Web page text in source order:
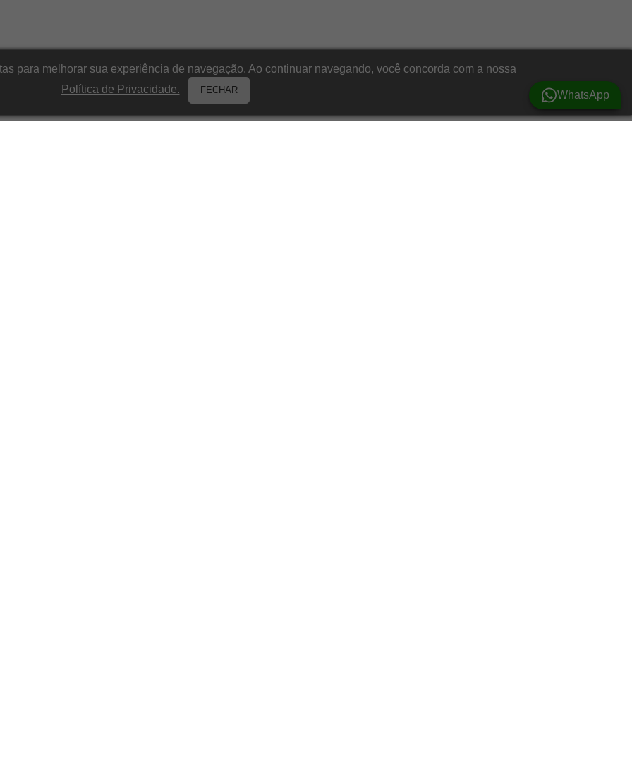
para melhorar sua experiência de navegação. Ao continuar navegando, você concorda com a nossa
Política de Privacidade.
FECHAR WhatsApp